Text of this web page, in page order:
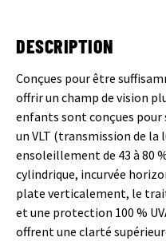
DESCRIPTION
Conçues pour être
offrir un champ de vision
enfants sont conçues pour
un VLT (transmission de la
ensoleillement de 43 à 80
cylindrique, incurvée
plate verticalement, le
et une protection 100 %
offrent une clarté